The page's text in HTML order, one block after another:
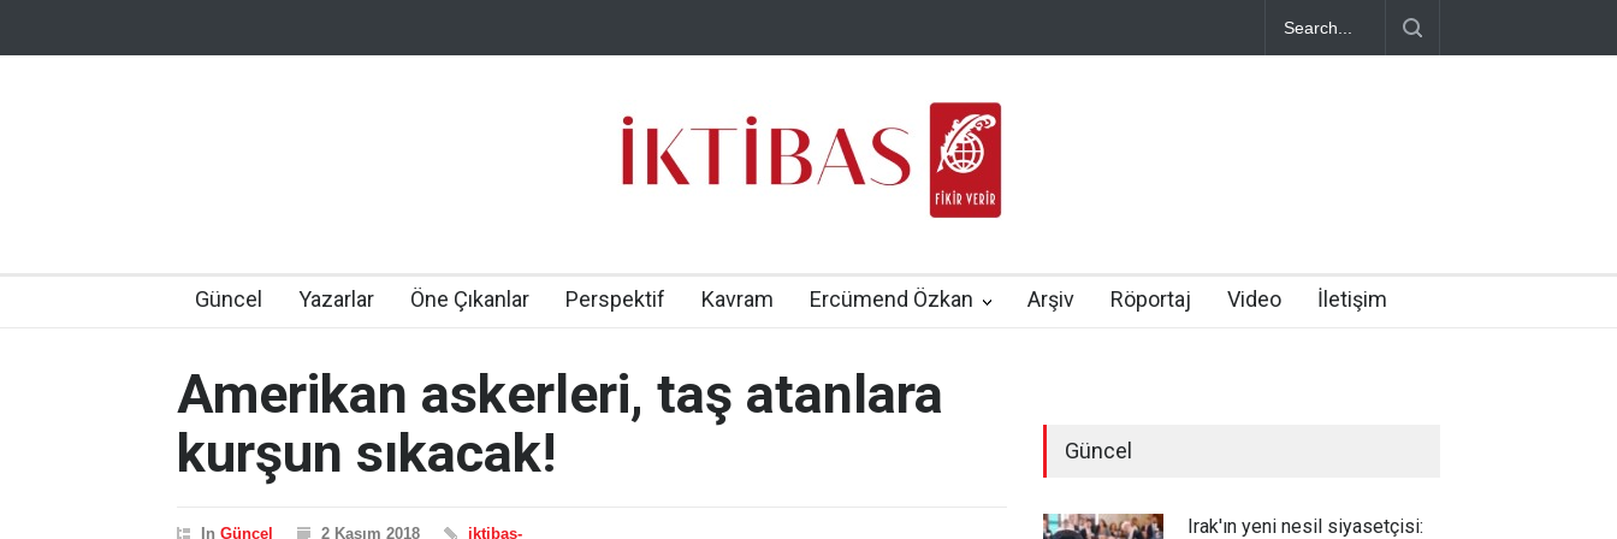
Güncel Yazarlar Öne Çıkanlar Perspektif Kavram Ercümend Özkan Arşiv Röportaj Video İletişim
Amerikan askerleri, taş atanlara
kurşun sıkacak!
In Güncel 2 Kasım 2018 iktibas-
Güncel
Irak'ın yeni nesil siyasetçisi: